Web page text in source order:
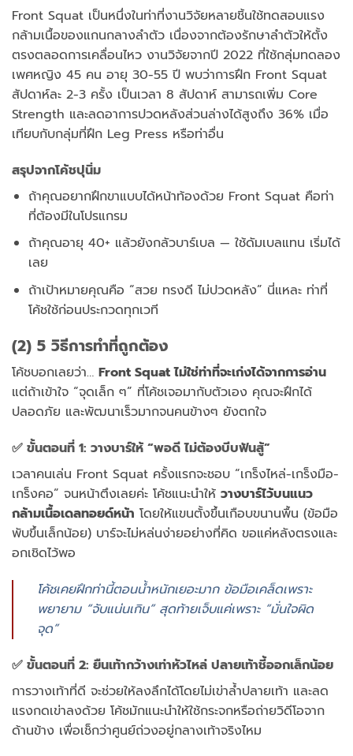
Front Squat เป็นหนึ่งในท่าที่งานวิจัยหลายชิ้นใช้ทดสอบแรง
กล้ามเนื้อของแกนกลางลำตัว เนื่องจากต้องรักษาลำตัวให้ตั้ง
ตรงตลอดการเคลื่อนไหว งานวิจัยจากปี 2022 ที่ใช้กลุ่มทดลอง
เพศหญิง 45 คน อายุ 30-55 ปี พบว่าการฝึก Front Squat
สัปดาห์ละ 2-3 ครั้ง เป็นเวลา 8 สัปดาห์ สามารถเพิ่ม Core
Strength และลดอาการปวดหลังส่วนล่างได้สูงถึง 36% เมื่อ
เทียบกับกลุ่มที่ฝึก Leg Press หรือท่าอื่น
สรุปจากโค้ชปุนิ่ม
ถ้าคุณอยากฝึกขาแบบได้หน้าท้องด้วย Front Squat คือท่า
ที่ต้องมีในโปรแกรม
ถ้าคุณอายุ 40+ แล้วยังกลัวบาร์เบล — ใช้ดัมเบลแทน เริ่มได้
เลย
ถ้าเป้าหมายคุณคือ “สวย ทรงดี ไม่ปวดหลัง” นี่แหละ ท่าที่
โค้ชใช้ก่อนประกวดทุกเวที
(2) 5 วิธีการทำที่ถูกต้อง
โค้ชบอกเลยว่า… Front Squat ไม่ใช่ท่าที่จะเก่งได้จากการอ่าน
แต่ถ้าเข้าใจ “จุดเล็ก ๆ” ที่โค้ชเจอมากับตัวเอง คุณจะฝึกได้
ปลอดภัย และพัฒนาเร็วมากจนคนข้างๆ ยังตกใจ
✅ ขั้นตอนที่ 1: วางบาร์ให้ “พอดี ไม่ต้องบีบฟันสู้”
เวลาคนเล่น Front Squat ครั้งแรกจะชอบ “เกร็งไหล่-เกร็งมือ-
เกร็งคอ” จนหน้าตึงเลยค่ะ โค้ชแนะนำให้ วางบาร์ไว้บนแนว
กล้ามเนื้อเดลทอยด์หน้า โดยให้แขนตั้งขึ้นเกือบขนานพื้น (ข้อมือ
พับขึ้นเล็กน้อย) บาร์จะไม่หล่นง่ายอย่างที่คิด ขอแค่หลังตรงและ
อกเชิดไว้พอ
โค้ชเคยฝึกท่านี้ตอนน้ำหนักเยอะมาก ข้อมือเคล็ดเพราะ
พยายาม “จับแน่นเกิน” สุดท้ายเจ็บแค่เพราะ “มั่นใจผิด
จุด”
✅ ขั้นตอนที่ 2: ยืนเท้ากว้างเท่าหัวไหล่ ปลายเท้าชี้ออกเล็กน้อย
การวางเท้าที่ดี จะช่วยให้ลงลึกได้โดยไม่เข่าล้ำปลายเท้า และลด
แรงกดเข่าลงด้วย โค้ชมักแนะนำให้ใช้กระจกหรือถ่ายวิดีโอจาก
ด้านข้าง เพื่อเช็กว่าศูนย์ถ่วงอยู่กลางเท้าจริงไหม